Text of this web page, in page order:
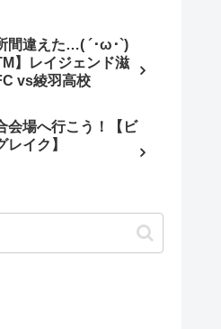
間違えた…( ´･ω･`)
】レイジェンド滋
vs綾羽高校
会場へ行こう！【ビ
レイク】